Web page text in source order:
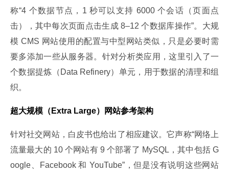
称“4 个数据节点，1 秒可以支持 6000 个会话（页面点
击），其中每次页面点击生成 8–12 个数据库操作”。大规
模 CMS 网站使用的配置与中型网站类似，只是必要时需
要多添加一些从服务器。针对分析类应用，这里引入了一
个数据提炼（Data Refinery）单元，用于数据的清理和组
织。
超大规模（Extra Large）网站参考架构
针对社交网站，白皮书也给出了相应建议。它声称“网络上
流量最大的 10 个网站有 9 个部署了 MySQL，其中包括 G
oogle、Facebook 和 YouTube”，但是没有说明这些网站